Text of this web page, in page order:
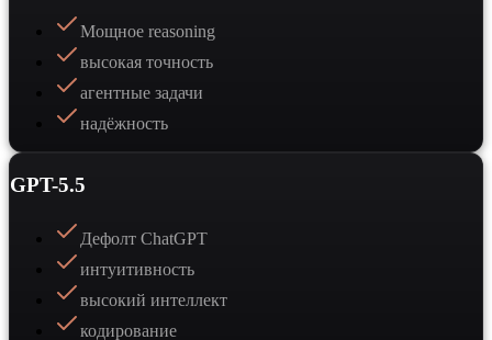
Мощное reasoning
высокая точность
агентные задачи
надёжность
GPT-5.5
Дефолт ChatGPT
интуитивность
высокий интеллект
кодирование